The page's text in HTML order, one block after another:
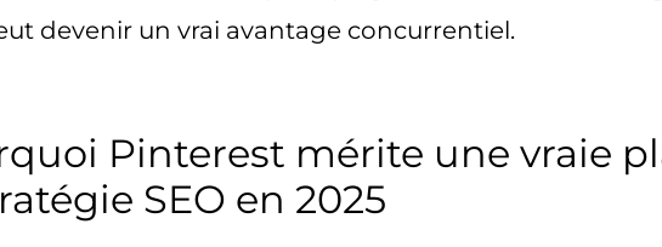
devenir un vrai avantage concurrentiel.
Pinterest mérite une vraie
SEO en 2025